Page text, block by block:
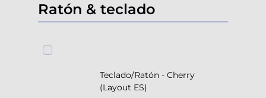
Ratón & teclado
Teclado/Ratón - Cherry
(Layout ES)